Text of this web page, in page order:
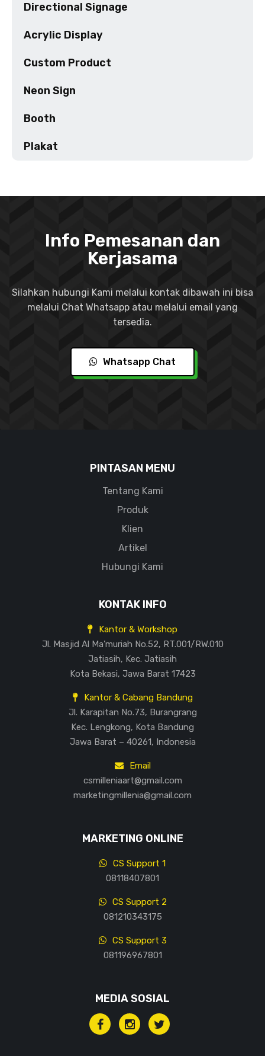
Directional Signage
Acrylic Display
Custom Product
Neon Sign
Booth
Plakat
Info Pemesanan dan
Kerjasama
Silahkan hubungi Kami melalui kontak dibawah ini bisa
melalui Chat Whatsapp atau melalui email yang
tersedia.
Whatsapp Chat
PINTASAN MENU
Tentang Kami
Produk
Klien
Artikel
Hubungi Kami
KONTAK INFO
Kantor & Workshop
Jl. Masjid Al Ma’muriah No.52, RT.001/RW.010
Jatiasih, Kec. Jatiasih
Kota Bekasi, Jawa Barat 17423
Kantor & Cabang Bandung
Jl. Karapitan No.73, Burangrang
Kec. Lengkong, Kota Bandung
Jawa Barat – 40261, Indonesia
Email
csmilleniaart@gmail.com
marketingmillenia@gmail.com
MARKETING ONLINE
CS Support 1
08118407801
CS Support 2
081210343175
CS Support 3
081196967801
MEDIA SOSIAL